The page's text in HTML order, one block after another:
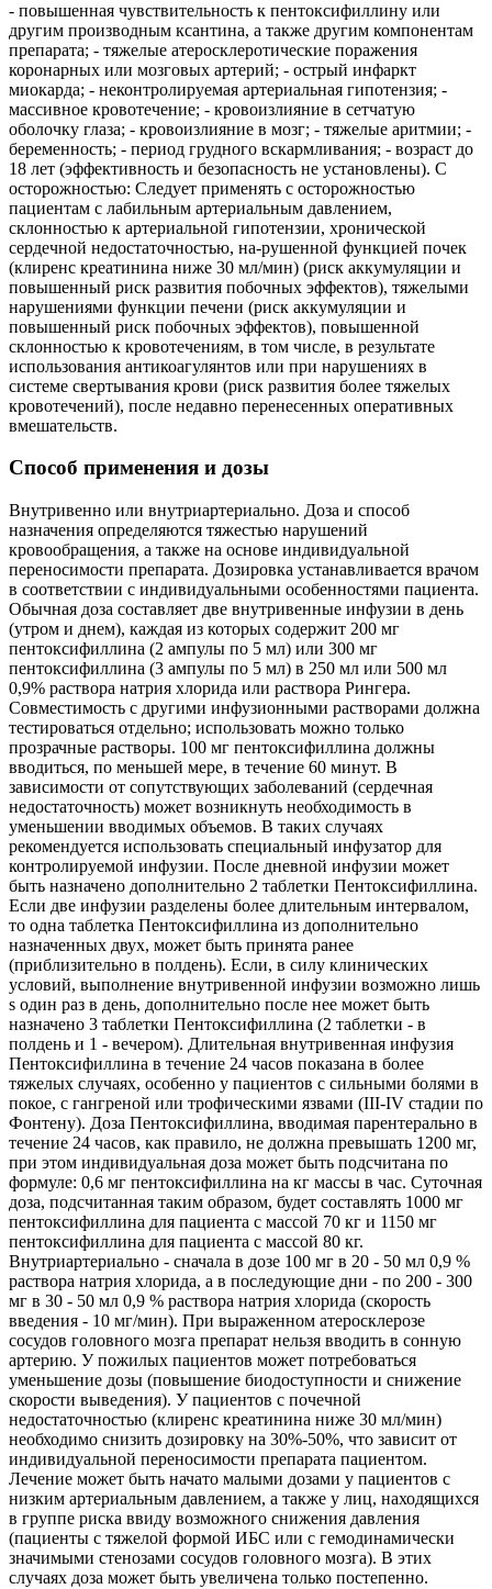
- повышенная чувствительность к пентоксифиллину или
другим производным ксантина, а также другим компонентам
препарата; - тяжелые атеросклеротические поражения
коронарных или мозговых артерий; - острый инфаркт
миокарда; - неконтролируемая артериальная гипотензия; -
массивное кровотечение; - кровоизлияние в сетчатую
оболочку глаза; - кровоизлияние в мозг; - тяжелые аритмии; -
беременность; - период грудного вскармливания; - возраст до
18 лет (эффективность и безопасность не установлены). С
осторожностью: Следует применять с осторожностью
пациентам с лабильным артериальным давлением,
склонностью к артериальной гипотензии, хронической
сердечной недостаточностью, на-рушенной функцией почек
(клиренс креатинина ниже 30 мл/мин) (риск аккумуляции и
повышенный риск развития побочных эффектов), тяжелыми
нарушениями функции печени (риск аккумуляции и
повышенный риск побочных эффектов), повышенной
склонностью к кровотечениям, в том числе, в результате
использования антикоагулянтов или при нарушениях в
системе свертывания крови (риск развития более тяжелых
кровотечений), после недавно перенесенных оперативных
вмешательств.
Способ применения и дозы
Внутривенно или внутриартериально. Доза и способ
назначения определяются тяжестью нарушений
кровообращения, а также на основе индивидуальной
переносимости препарата. Дозировка устанавливается врачом
в соответствии с индивидуальными особенностями пациента.
Обычная доза составляет две внутривенные инфузии в день
(утром и днем), каждая из которых содержит 200 мг
пентоксифиллина (2 ампулы по 5 мл) или 300 мг
пентоксифиллина (3 ампулы по 5 мл) в 250 мл или 500 мл
0,9% раствора натрия хлорида или раствора Рингера.
Совместимость с другими инфузионными растворами должна
тестироваться отдельно; использовать можно только
прозрачные растворы. 100 мг пентоксифиллина должны
вводиться, по меньшей мере, в течение 60 минут. В
зависимости от сопутствующих заболеваний (сердечная
недостаточность) может возникнуть необходимость в
уменьшении вводимых объемов. В таких случаях
рекомендуется использовать специальный инфузатор для
контролируемой инфузии. После дневной инфузии может
быть назначено дополнительно 2 таблетки Пентоксифиллина.
Если две инфузии разделены более длительным интервалом,
то одна таблетка Пентоксифиллина из дополнительно
назначенных двух, может быть принята ранее
(приблизительно в полдень). Если, в силу клинических
условий, выполнение внутривенной инфузии возможно лишь
s один раз в день, дополнительно после нее может быть
назначено 3 таблетки Пентоксифиллина (2 таблетки - в
полдень и 1 - вечером). Длительная внутривенная инфузия
Пентоксифиллина в течение 24 часов показана в более
тяжелых случаях, особенно у пациентов с сильными болями в
покое, с гангреной или трофическими язвами (III-IV стадии по
Фонтену). Доза Пентоксифиллина, вводимая парентерально в
течение 24 часов, как правило, не должна превышать 1200 мг,
при этом индивидуальная доза может быть подсчитана по
формуле: 0,6 мг пентоксифиллина на кг массы в час. Суточная
доза, подсчитанная таким образом, будет составлять 1000 мг
пентоксифиллина для пациента с массой 70 кг и 1150 мг
пентоксифиллина для пациента с массой 80 кг.
Внутриартериально - сначала в дозе 100 мг в 20 - 50 мл 0,9 %
раствора натрия хлорида, а в последующие дни - по 200 - 300
мг в 30 - 50 мл 0,9 % раствора натрия хлорида (скорость
введения - 10 мг/мин). При выраженном атеросклерозе
сосудов головного мозга препарат нельзя вводить в сонную
артерию. У пожилых пациентов может потребоваться
уменьшение дозы (повышение биодоступности и снижение
скорости выведения). У пациентов с почечной
недостаточностью (клиренс креатинина ниже 30 мл/мин)
необходимо снизить дозировку на 30%-50%, что зависит от
индивидуальной переносимости препарата пациентом.
Лечение может быть начато малыми дозами у пациентов с
низким артериальным давлением, а также у лиц, находящихся
в группе риска ввиду возможного снижения давления
(пациенты с тяжелой формой ИБС или с гемодинамически
значимыми стенозами сосудов головного мозга). В этих
случаях доза может быть увеличена только постепенно.